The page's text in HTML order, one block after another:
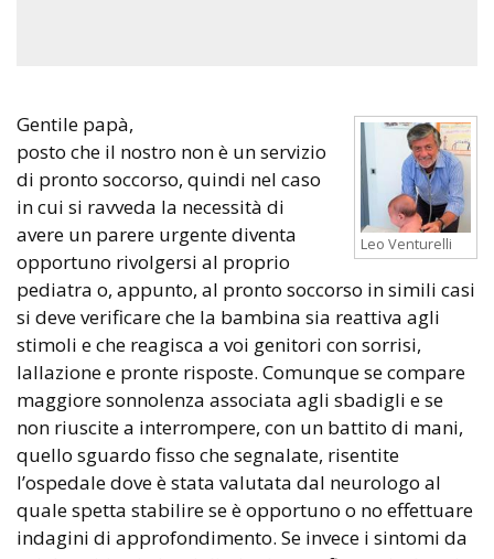
Leo Venturelli
Gentile papà,
posto che il nostro non è un servizio
di pronto soccorso, quindi nel caso
in cui si ravveda la necessità di
avere un parere urgente diventa
opportuno rivolgersi al proprio
pediatra o, appunto, al pronto soccorso in simili casi
si deve verificare che la bambina sia reattiva agli
stimoli e che reagisca a voi genitori con sorrisi,
lallazione e pronte risposte. Comunque se compare
maggiore sonnolenza associata agli sbadigli e se
non riuscite a interrompere, con un battito di mani,
quello sguardo fisso che segnalate, risentite
l’ospedale dove è stata valutata dal neurologo al
quale spetta stabilire se è opportuno o no effettuare
indagini di approfondimento. Se invece i sintomi da